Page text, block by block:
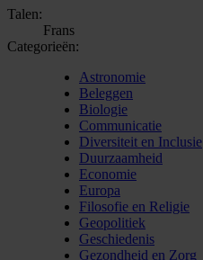
Talen:
Frans
Categorieën:
Astronomie
Beleggen
Biologie
Communicatie
Diversiteit en Inclusie
Duurzaamheid
Economie
Europa
Filosofie en Religie
Geopolitiek
Geschiedenis
Gezondheid en Zorg